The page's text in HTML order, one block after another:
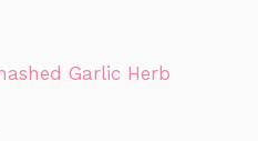
Garlic Herb